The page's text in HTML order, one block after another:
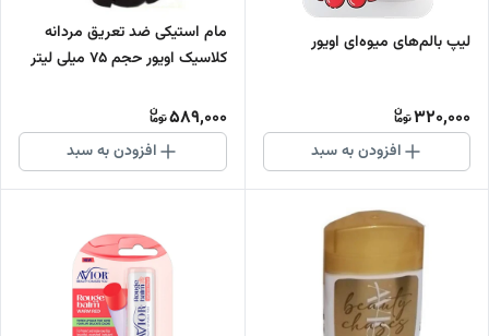
لیپ بالم‌‌های میوه‌‍‌ای اویور
320,000
افزودن به سبد
مام استیکی ضد تعریق مردانه
کلاسیک اویور حجم 75 میلی لیتر
589,000
افزودن به سبد